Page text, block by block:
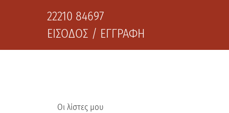
22210 84697
ΕΙΣΟΔΟΣ / ΕΓΓΡΑΦΗ
Οι λίστες μου